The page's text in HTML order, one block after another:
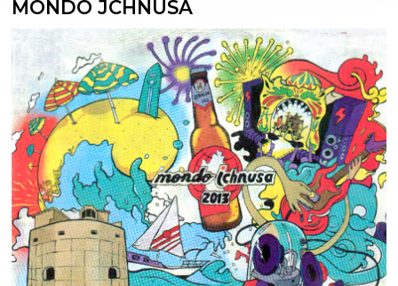
MONDO JCHNUSA